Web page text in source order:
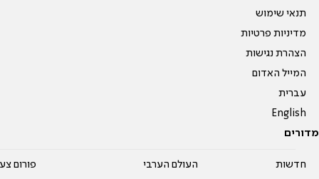
תנאי שימוש
מדיניות פרטיות
הצהרת נגישות
המייל האדום
עברית
English
מדורים
חדשות
העולם הערבי
פורום